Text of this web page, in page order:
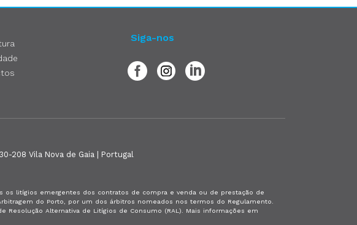
Siga-nos
208 Vila Nova de Gaia | Portugal
os litígios emergentes dos contratos de compra e venda ou de prestação de
do Porto, por um dos árbitros nomeados nos termos do Regulamento.
Alternativa de Litígios de Consumo (RAL). Mais informações em